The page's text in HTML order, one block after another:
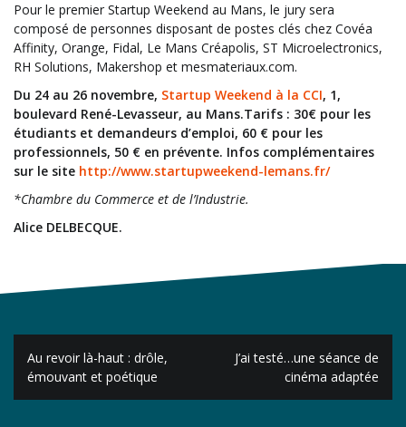
Pour le premier Startup Weekend au Mans, le jury sera
composé de personnes disposant de postes clés chez Covéa
Affinity, Orange, Fidal, Le Mans Créapolis, ST Microelectronics,
RH Solutions, Makershop et mesmateriaux.com.
Du 24 au 26 novembre, Startup Weekend à la CCI, 1,
boulevard René-Levasseur, au Mans.Tarifs : 30€ pour les
étudiants et demandeurs d’emploi, 60 € pour les
professionnels, 50 € en prévente. Infos complémentaires
sur le site http://www.startupweekend-lemans.fr/
*Chambre du Commerce et de l’Industrie.
Alice DELBECQUE.
Navigation
de
l’article
Au revoir là-haut : drôle,
émouvant et poétique
J’ai testé…une séance de
cinéma adaptée